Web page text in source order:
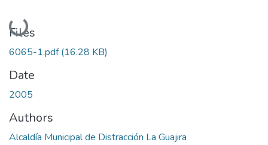
Loading...
Files
6065-1.pdf(16.28 KB)
Date
2005
Authors
Alcaldía Municipal de Distracción La Guajira